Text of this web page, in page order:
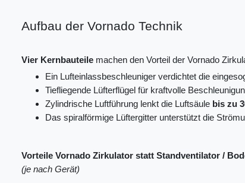
Aufbau der Vornado Technik
Vier Kernbauteile machen den Vorteil der Vornado
Ein Lufteinlassbeschleuniger verdichtet die
Tiefliegende Lüfterflügel für kraftvolle
Zylindrische Luftführung lenkt die Luftsäule bis zu
Das spiralförmige Lüftergitter unterstützt die
Vorteile Vornado Zirkulator statt Standventilator /
(je nach Gerät)